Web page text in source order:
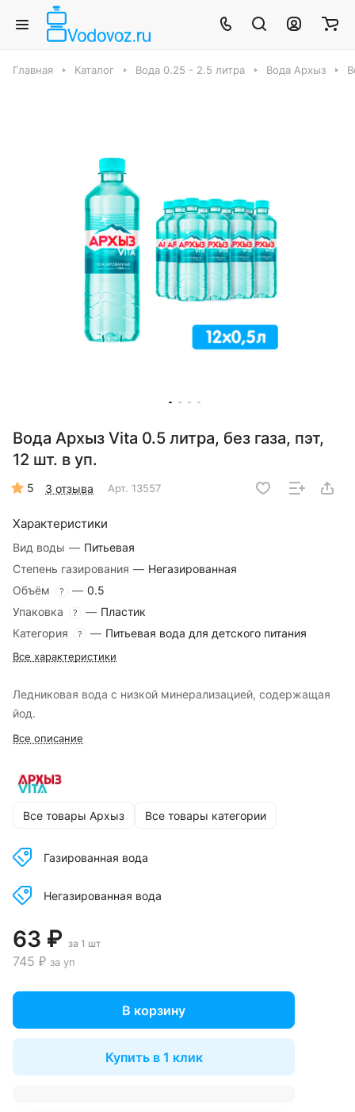
Главная Каталог Вода 0.25 - 2.5 литра Вода Архыз
Вода Архыз Vita 0.5 литра, без газа, пэт,
12 шт. в уп.
5 3 отзыва Арт. 13557
Характеристики
Вид воды — Питьевая
Степень газирования — Негазированная
Объём
? — 0.5
Упаковка
? — Пластик
Категория
? — Питьевая вода для детского питания
Все характеристики
Ледниковая вода c низкой минерализацией, содержащая
йод.
Все описание
Все товары Архыз Все товары категории
Газированная вода
Негазированная вода
63 ₽ за 1 шт
745 ₽ за уп
В корзину
Купить в 1 клик